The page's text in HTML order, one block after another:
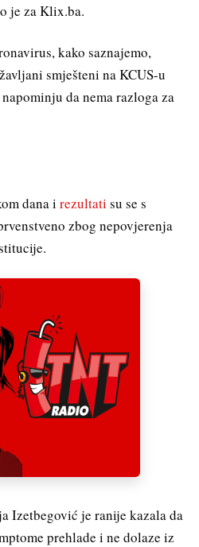
je za Klix.ba.
kako saznajemo,
smješteni na KCUS-u
da nema razloga za
dana i rezultati su se s
zbog nepovjerenja
Izetbegović je ranije kazala da
prehlade i ne dolaze iz